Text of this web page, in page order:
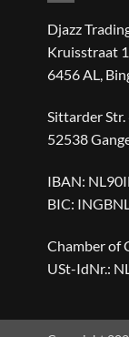
Djazz
Kruisstraat
6456 AL,
Sittarder Str.
52538
IBAN:
BIC:
Chamber of
USt-IdNr.: